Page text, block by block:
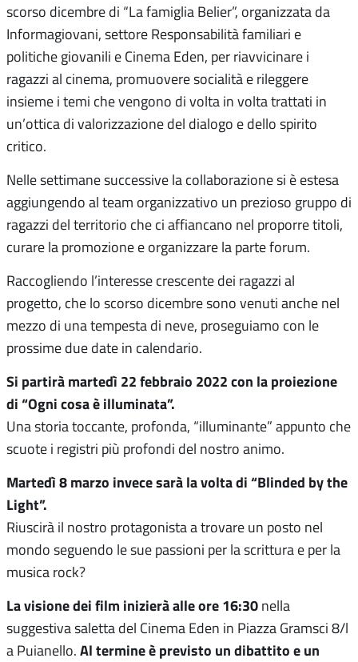
scorso dicembre di “La famiglia Belier”, organizzata da
Informagiovani, settore Responsabilità familiari e
politiche giovanili e Cinema Eden, per riavvicinare i
ragazzi al cinema, promuovere socialità e rileggere
insieme i temi che vengono di volta in volta trattati in
un’ottica di valorizzazione del dialogo e dello spirito
critico.
Nelle settimane successive la collaborazione si è estesa
aggiungendo al team organizzativo un prezioso gruppo di
ragazzi del territorio che ci affiancano nel proporre titoli,
curare la promozione e organizzare la parte forum.
Raccogliendo l’interesse crescente dei ragazzi al
progetto, che lo scorso dicembre sono venuti anche nel
mezzo di una tempesta di neve, proseguiamo con le
prossime due date in calendario.
Si partirà martedì 22 febbraio 2022 con la proiezione
di “Ogni cosa è illuminata”.
Una storia toccante, profonda, “illuminante” appunto che
scuote i registri più profondi del nostro animo.
Martedì 8 marzo invece sarà la volta di “Blinded by the
Light”.
Riuscirà il nostro protagonista a trovare un posto nel
mondo seguendo le sue passioni per la scrittura e per la
musica rock?
La visione dei film inizierà alle ore 16:30 nella
suggestiva saletta del Cinema Eden in Piazza Gramsci 8/l
a Puianello. Al termine è previsto un dibattito e un